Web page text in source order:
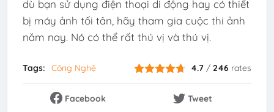
dù bạn sử dụng điện thoại di động hay có thiết
bị máy ảnh tối tân, hãy tham gia cuộc thi ảnh
năm nay. Nó có thể rất thú vị và thú vị.
Tags: Công Nghệ 4.7 /246 rates
Facebook
Tweet